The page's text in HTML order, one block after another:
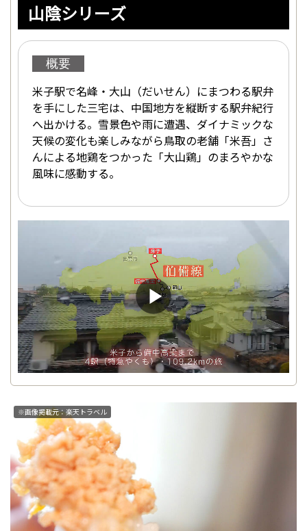
山陰シリーズ
概要
米子駅で名峰・大山（だいせん）にまつわる駅弁
を手にした三宅は、中国地方を縦断する駅弁紀行
へ出かける。雪景色や雨に遭遇、ダイナミックな
天候の変化も楽しみながら鳥取の老舗「米吾」さ
んによる地鶏をつかった「大山鶏」のまろやかな
風味に感動する。